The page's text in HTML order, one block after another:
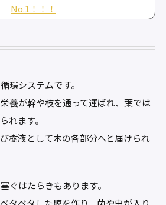
No.1！！！
環システムです。
養が幹や枝を通って運ばれ、葉では
れます。
樹液として木の各部分へと届けられ
ぐはたらきもあります。